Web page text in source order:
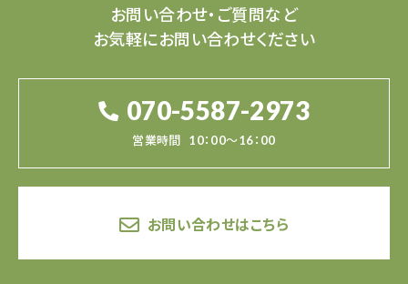
お問い合わせ・ご質問など
お気軽にお問い合わせください
070-5587-2973
営業時間 10：00～16：00
お問い合わせはこちら